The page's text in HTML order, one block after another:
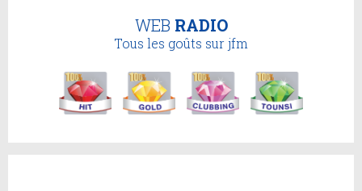
WEB RADIO
Tous les goûts sur jfm